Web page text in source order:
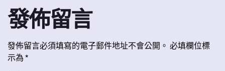
發佈留言
發佈留言必須填寫的電子郵件地址不會公開。 必填欄位標
示為*